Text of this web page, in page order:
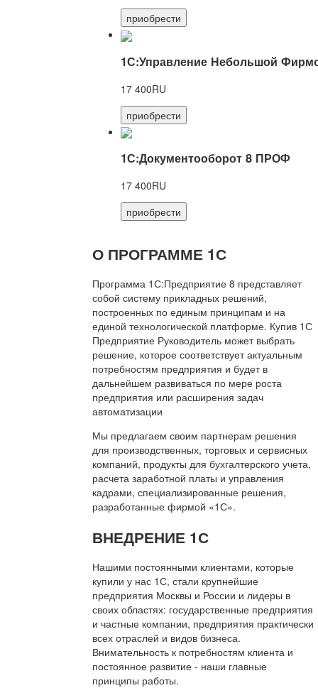
приобрести
1С:Управление Небольшой
17 400RU
приобрести
1С:Документооборот 8 ПРОФ
17 400RU
приобрести
О ПРОГРАММЕ 1С
Программа 1С:Предприятие 8 представляет
собой систему прикладных решений,
построенных по единым принципам и на
единой технологической платформе. Купив 1С
Предприятие Руководитель может выбрать
решение, которое соответствует актуальным
потребностям предприятия и будет в
дальнейшем развиваться по мере роста
предприятия или расширения задач
автоматизации
Мы предлагаем своим партнерам решения
для производственных, торговых и сервисных
компаний, продукты для бухгалтерского учета,
расчета заработной платы и управления
кадрами, специализированные решения,
разработанные фирмой «1С».
ВНЕДРЕНИЕ 1С
Нашими постоянными клиентами, которые
купили у нас 1С, стали крупнейшие
предприятия Москвы и России и лидеры в
своих областях: государственные предприятия
и частные компании, предприятия практически
всех отраслей и видов бизнеса.
Внимательность к потребностям клиента и
постоянное развитие - наши главные
принципы работы.